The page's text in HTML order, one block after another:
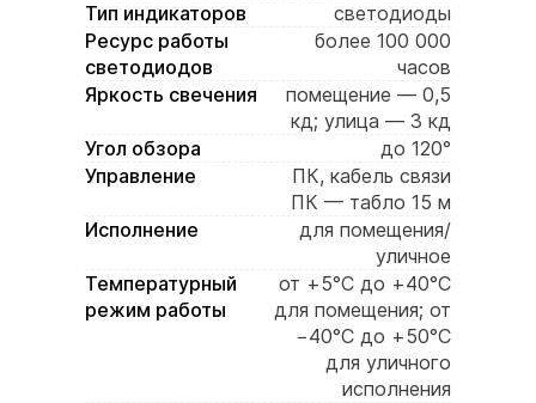
Тип индикаторов
светодиоды
Ресурс работы
светодиодов
более 100 000
часов
Яркость свечения
помещение — 0,5
кд; улица — 3 кд
Угол обзора
до 120°
Управление
ПК, кабель связи
ПК — табло 15 м
Исполнение
для помещения/
уличное
Температурный
режим работы
от +5°C до +40°C
для помещения; от
−40°C до +50°C
для уличного
исполнения